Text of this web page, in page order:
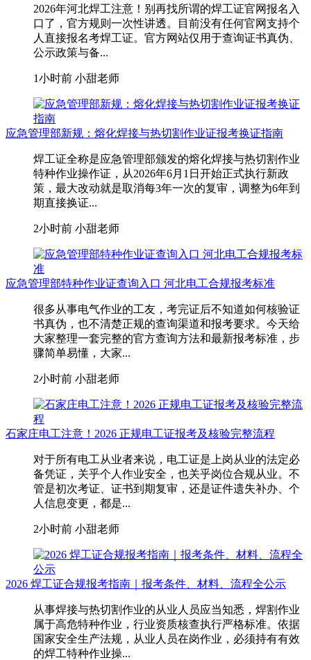
2026年河北焊工注意！别再找所谓的焊工证官网报名入
口了，官方规则一次性讲透。目前没有任何官网支持个
人直接报名考焊工证。官方网站仅用于查询证书真伪、
公示政策与备...
1小时前 小甜老师
应急管理部新规：熔化焊接与热切割作业证报考换证指南
焊工证全称是应急管理部颁发的熔化焊接与热切割作业
特种作业操作证，从2026年6月1日开始正式执行新政
策，最大改动就是取消每3年一次的复审，调整为6年到
期直接换证...
2小时前 小甜老师
应急管理部特种作业证查询入口 河北电工合规报考标准
很多从事电气作业的工友，考完证后不知道如何核验证
书真伪，也不清楚正规的查询渠道和报考要求。今天给
大家整理一套完整的官方查询方法和最新报考标准，步
骤简单易懂，大家...
2小时前 小甜老师
石家庄电工注意！2026 正规电工证报考及核验完整流程
对于所有电工从业者来说，电工证是上岗从业的法定必
备凭证，关乎个人作业安全，也关乎岗位合规从业。不
管是初次考证、证书到期复审，还是证件遗失补办、个
人信息变更，都是...
2小时前 小甜老师
2026 焊工证合规报考指南｜报考条件、材料、流程全公示
从事焊接与热切割作业的从业人员应当知悉，焊割作业
属于高危特种作业，行业资质核查执行严格标准。依据
国家安全生产法规，从业人员在岗作业，必须持有有效
的焊工特种作业操...